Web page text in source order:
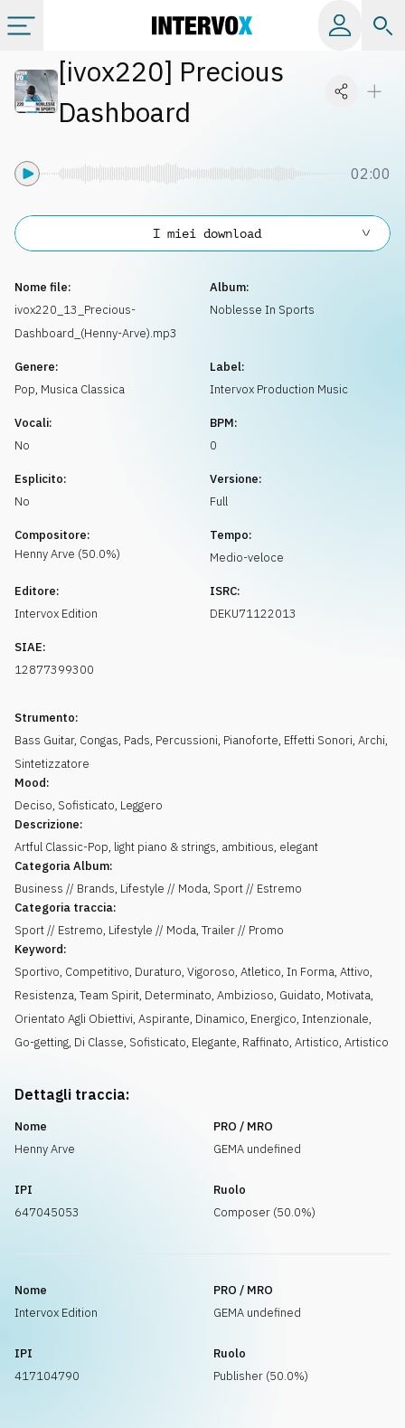
Categorie
[ivox220] Precious
Dashboard
02:00
Nome file:
ivox220_13_Precious-
Dashboard_(Henny-Arve).mp3
Album:
Noblesse In Sports
Genere:
Pop, Musica Classica
Label:
Intervox Production Music
Vocali:
No
BPM:
0
Esplicito:
No
Versione:
Full
Compositore:
HennyArve (50.0%)
Tempo:
Medio-veloce
Editore:
Intervox Edition
ISRC:
DEKU71122013
SIAE:
12877399300
Strumento:
Bass Guitar, Congas, Pads, Percussioni, Pianoforte, Effetti Sonori, Archi,
Sintetizzatore
Mood:
Deciso, Sofisticato, Leggero
Descrizione:
Artful Classic-Pop, light piano & strings, ambitious, elegant
Categoria Album:
Business // Brands, Lifestyle // Moda, Sport // Estremo
Categoria traccia:
Sport // Estremo, Lifestyle // Moda, Trailer // Promo
Keyword:
Sportivo, Competitivo, Duraturo, Vigoroso, Atletico, In Forma, Attivo,
Resistenza, Team Spirit, Determinato, Ambizioso, Guidato, Motivata,
Orientato Agli Obiettivi, Aspirante, Dinamico, Energico, Intenzionale,
Go-getting, Di Classe, Sofisticato, Elegante, Raffinato, Artistico, Artistico
I miei download
Dettagli traccia:
Nome
Henny Arve
PRO / MRO
GEMA undefined
IPI
647045053
Ruolo
Composer (50.0%)
Nome
Intervox Edition
PRO / MRO
GEMA undefined
IPI
417104790
Ruolo
Publisher (50.0%)